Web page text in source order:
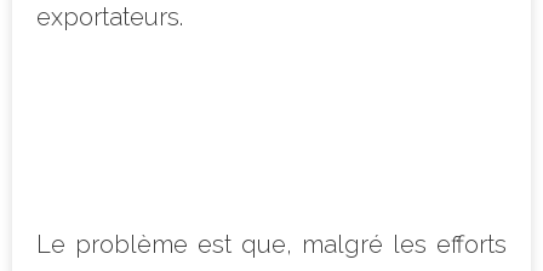
exportateurs.
Le problème est que, malgré les efforts